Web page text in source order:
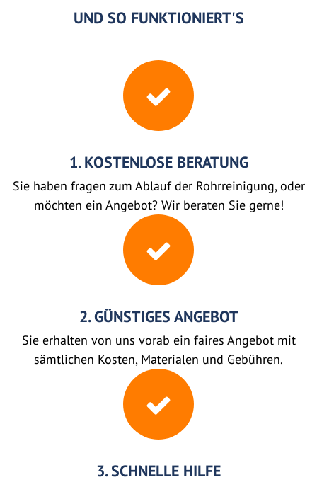
UND SO FUNKTIONIERT'S
1. KOSTENLOSE BERATUNG
Sie haben fragen zum Ablauf der Rohrreinigung, oder
möchten ein Angebot? Wir beraten Sie gerne!
2. GÜNSTIGES ANGEBOT
Sie erhalten von uns vorab ein faires Angebot mit
sämtlichen Kosten, Materialen und Gebühren.
3. SCHNELLE HILFE